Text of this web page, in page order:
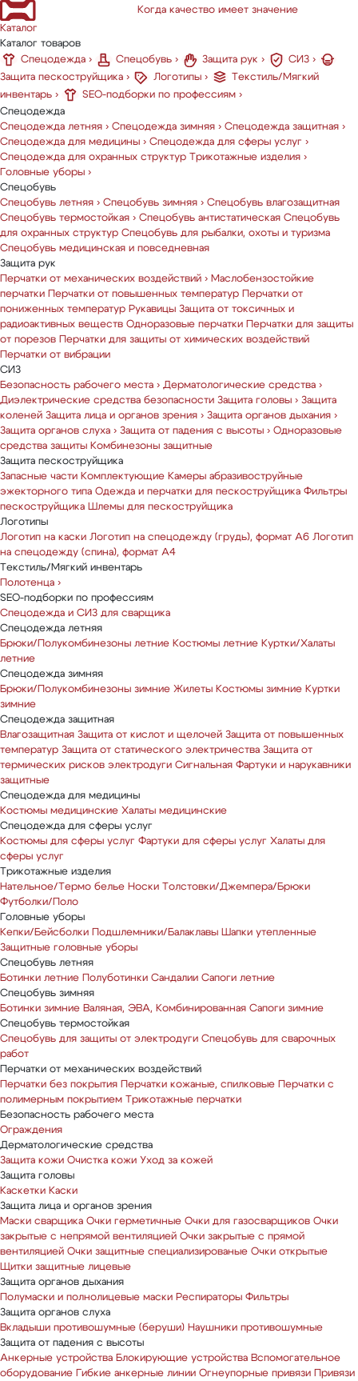
Когда качество имеет значение
Каталог
Каталог товаров
Спецодежда › Спецобувь › Защита рук › СИЗ ›
Защита пескоструйщика › Логотипы ›
Текстиль/Мягкий
инвентарь › SEO-подборки по профессиям ›
Спецодежда
Спецодежда летняя › Спецодежда зимняя › Спецодежда защитная ›
Спецодежда для медицины › Спецодежда для сферы услуг ›
Спецодежда для охранных структур Трикотажные изделия ›
Головные уборы ›
Спецобувь
Спецобувь летняя › Спецобувь зимняя › Спецобувь влагозащитная
Спецобувь термостойкая › Спецобувь антистатическая Спецобувь
для охранных структур Спецобувь для рыбалки, охоты и туризма
Спецобувь медицинская и повседневная
Защита рук
Перчатки от механических воздействий › Маслобензостойкие
перчатки Перчатки от повышенных температур Перчатки от
пониженных температур Рукавицы Защита от токсичных и
радиоактивных веществ Одноразовые перчатки Перчатки для защиты
от порезов Перчатки для защиты от химических воздействий
Перчатки от вибрации
СИЗ
Безопасность рабочего места › Дерматологические средства ›
Диэлектрические средства безопасности Защита головы › Защита
коленей Защита лица и органов зрения › Защита органов дыхания ›
Защита органов слуха › Защита от падения с высоты › Одноразовые
средства защиты Комбинезоны защитные
Защита пескоструйщика
Запасные части Комплектующие Камеры абразивоструйные
эжекторного типа Одежда и перчатки для пескоструйщика Фильтры
пескоструйщика Шлемы для пескоструйщика
Логотипы
Логотип на каски Логотип на спецодежду (грудь), формат А6 Логотип
на спецодежду (спина), формат А4
Текстиль/Мягкий инвентарь
Полотенца ›
SEO-подборки по профессиям
Спецодежда и СИЗ для сварщика
Спецодежда летняя
Брюки/Полукомбинезоны летние Костюмы летние Куртки/Халаты
летние
Спецодежда зимняя
Брюки/Полукомбинезоны зимние Жилеты Костюмы зимние Куртки
зимние
Спецодежда защитная
Влагозащитная Защита от кислот и щелочей Защита от повышенных
температур Защита от статического электричества Защита от
термических рисков электродуги Сигнальная Фартуки и нарукавники
защитные
Спецодежда для медицины
Костюмы медицинские Халаты медицинские
Спецодежда для сферы услуг
Костюмы для сферы услуг Фартуки для сферы услуг Халаты для
сферы услуг
Трикотажные изделия
Нательное/Термо белье Носки Толстовки/Джемпера/Брюки
Футболки/Поло
Головные уборы
Кепки/Бейсболки Подшлемники/Балаклавы Шапки утепленные
Защитные головные уборы
Спецобувь летняя
Ботинки летние Полуботинки Сандалии Сапоги летние
Спецобувь зимняя
Ботинки зимние Валяная, ЭВА, Комбинированная Сапоги зимние
Спецобувь термостойкая
Спецобувь для защиты от электродуги Спецобувь для сварочных
работ
Перчатки от механических воздействий
Перчатки без покрытия Перчатки кожаные, спилковые Перчатки с
полимерным покрытием Трикотажные перчатки
Безопасность рабочего места
Ограждения
Дерматологические средства
Защита кожи Очистка кожи Уход за кожей
Защита головы
Каскетки Каски
Защита лица и органов зрения
Маски сварщика Очки герметичные Очки для газосварщиков Очки
закрытые с непрямой вентиляцией Очки закрытые с прямой
вентиляцией Очки защитные специализированые Очки открытые
Щитки защитные лицевые
Защита органов дыхания
Полумаски и полнолицевые маски Респираторы Фильтры
Защита органов слуха
Вкладыши противошумные (беруши) Наушники противошумные
Защита от падения с высоты
Анкерные устройства Блокирующие устройства Вспомогательное
оборудование Гибкие анкерные линии Огнеупорные привязи Привязи